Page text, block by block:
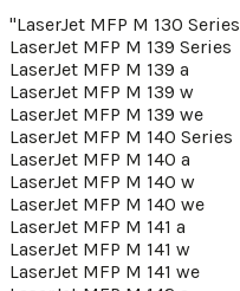
"LaserJet MFP M 130 Series
LaserJet MFP M 139 Series
LaserJet MFP M 139 a
LaserJet MFP M 139 w
LaserJet MFP M 139 we
LaserJet MFP M 140 Series
LaserJet MFP M 140 a
LaserJet MFP M 140 w
LaserJet MFP M 140 we
LaserJet MFP M 141 a
LaserJet MFP M 141 w
LaserJet MFP M 141 we